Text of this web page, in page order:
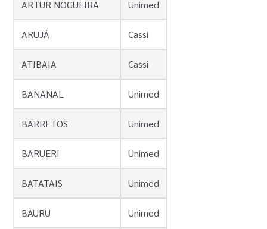
ARTUR NOGUEIRA Unimed
ARUJÁ Cassi
ATIBAIA Cassi
BANANAL Unimed
BARRETOS Unimed
BARUERI Unimed
BATATAIS Unimed
BAURU Unimed